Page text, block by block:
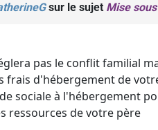
sur le sujet Mise
pas le conflit familial
frais d'hébergement de
sociale à l'hébergement
ressources de votre père